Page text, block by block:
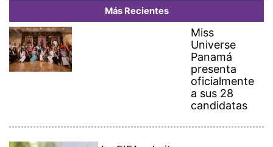
Más Recientes
Miss
Universe
Panamá
presenta
oficialmente
a sus 28
candidatas